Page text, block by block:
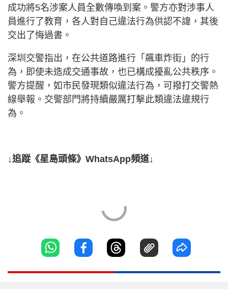
成功將5名涉案人員全數傳喚到案。警方亦對涉事人
員進行了教育，各人對自己違法行為供認不諱，其後
交出了悔過書。
深圳交警指出，在公共道路進行「飆車炸街」的行
為，即使未造成交通事故，也已構成擾亂公共秩序。
警方提醒，如市民發現類似違法行為，可撥打交警熱
線舉報。交警部門將持續嚴厲打擊此類違法違規行
為。
↓追蹤《星島頭條》WhatsApp頻道↓